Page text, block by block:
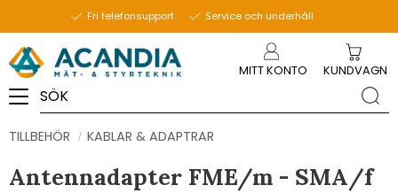
Fri telefonsupport Service och underhåll
MITT KONTO KUNDVAGN
TILLBEHÖR KABLAR & ADAPTRAR
Antennadapter FME/m - SMA/f